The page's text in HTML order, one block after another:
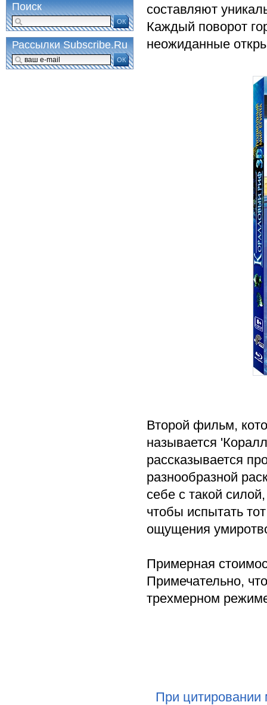
составляют
Каждый поворот
неожиданные
Второй фильм,
называется
рассказывается
разнообразной
себе с такой
чтобы испытать
ощущения
Примерная
Примечательно,
трехмерном
При цитировании
Поиск
ОК
Рассылки Subscribe.Ru
ОК